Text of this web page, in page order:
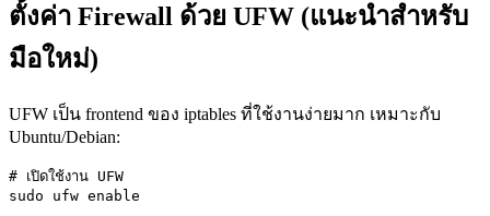
ตั้งค่า Firewall ด้วย UFW (แนะนำสำหรับ
มือใหม่)
UFW เป็น frontend ของ iptables ที่ใช้งานง่ายมาก เหมาะกับ
Ubuntu/Debian:
# เปิดใช้งาน UFW
sudo ufw enable